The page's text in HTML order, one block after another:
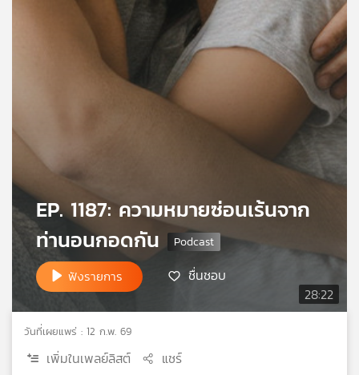
ข่าย
ไทย
พี
บี
เอส
แผนที่
วิทยุ
เครือ
28:22
EP. 1187: ความหมายซ่อนเร้นจาก
ท่านอนกอดกัน
ฟังรายการ ชื่นชอบ
วันที่เผยแพร่ : 12 ก.พ. 69
เพิ่มในเพลย์ลิสต์ แชร์